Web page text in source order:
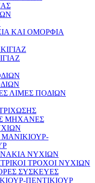
ΚΑΙ ΟΜΟΡΦΙΑ
ΛΙΜΕΣ ΠΟΔΙΩΝ
ΜΗΧΑΝΕΣ
ΝΥΧΙΩΝ
ΤΡΟΧΟΙ ΝΥΧΙΩΝ
ΣΥΣΚΕΥΕΣ
ΠΕΝΤΙΚΙΟΥΡ